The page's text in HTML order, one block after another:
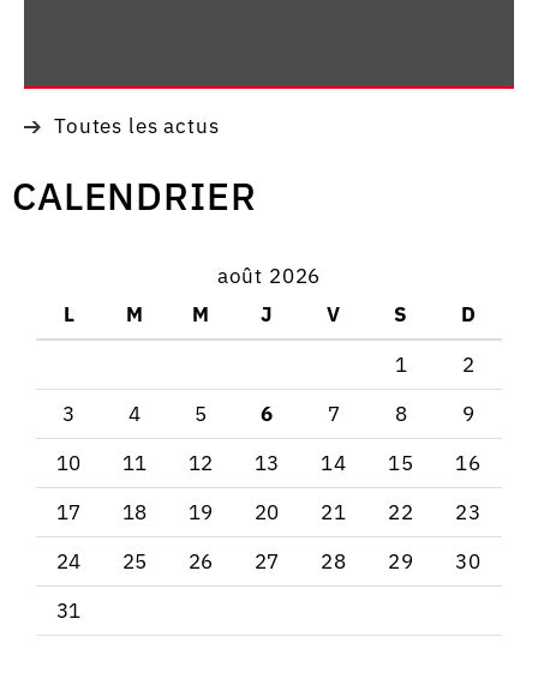
Toutes les actus
CALENDRIER
août 2026
L
M M J V S
D
1
2
3
4 5 6 7 8
9
10
11 12 13 14 15
16
17
18 19 20 21 22
23
24
25 26 27 28 29
30
31